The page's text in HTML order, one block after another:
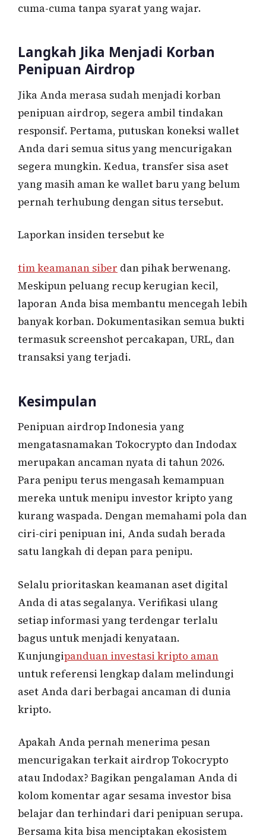
cuma-cuma tanpa syarat yang wajar.
Langkah Jika Menjadi Korban
Penipuan Airdrop
Jika Anda merasa sudah menjadi korban
penipuan airdrop, segera ambil tindakan
responsif. Pertama, putuskan koneksi wallet
Anda dari semua situs yang mencurigakan
segera mungkin. Kedua, transfer sisa aset
yang masih aman ke wallet baru yang belum
pernah terhubung dengan situs tersebut.
Laporkan insiden tersebut ke
tim keamanan siber dan pihak berwenang.
Meskipun peluang recup kerugian kecil,
laporan Anda bisa membantu mencegah lebih
banyak korban. Dokumentasikan semua bukti
termasuk screenshot percakapan, URL, dan
transaksi yang terjadi.
Kesimpulan
Penipuan airdrop Indonesia yang
mengatasnamakan Tokocrypto dan Indodax
merupakan ancaman nyata di tahun 2026.
Para penipu terus mengasah kemampuan
mereka untuk menipu investor kripto yang
kurang waspada. Dengan memahami pola dan
ciri-ciri penipuan ini, Anda sudah berada
satu langkah di depan para penipu.
Selalu prioritaskan keamanan aset digital
Anda di atas segalanya. Verifikasi ulang
setiap informasi yang terdengar terlalu
bagus untuk menjadi kenyataan.
Kunjungipanduan investasi kripto aman
untuk referensi lengkap dalam melindungi
aset Anda dari berbagai ancaman di dunia
kripto.
Apakah Anda pernah menerima pesan
mencurigakan terkait airdrop Tokocrypto
atau Indodax? Bagikan pengalaman Anda di
kolom komentar agar sesama investor bisa
belajar dan terhindari dari penipuan serupa.
Bersama kita bisa menciptakan ekosistem